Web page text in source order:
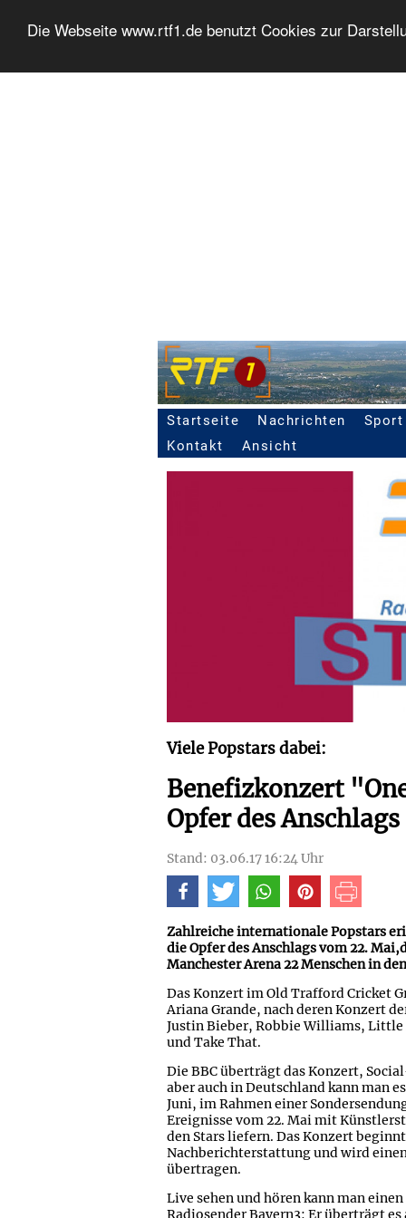
Die Webseite www.rtf1.de benutzt Cookies zur
Seitennavigation
Startseite Nachrichten Sport
Kontakt
Ansicht
Viele Popstars dabei:
Benefizkonzert
Opfer des Anschlags
Stand: 03.06.17 16:24 Uhr
Zahlreiche internationale Popstars
die Opfer des Anschlags vom 22.
Manchester Arena 22 Menschen in
Das Konzert im Old Trafford Cricket
Ariana Grande, nach deren Konzert
Justin Bieber, Robbie Williams, Little
und Take That.
Die BBC überträgt das Konzert,
aber auch in Deutschland kann man
Juni, im Rahmen einer
Ereignisse vom 22. Mai mit
den Stars liefern. Das Konzert
Nachberichterstattung und wird
übertragen.
Live sehen und hören kann man
Radiosender Bayern3: Er überträgt